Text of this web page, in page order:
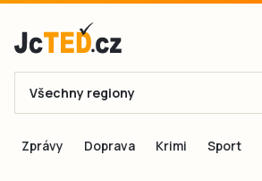
E-mail
Všechny regiony
Zprávy Doprava Krimi Sport